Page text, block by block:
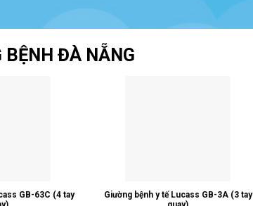
BỆNH ĐÀ NẴNG
GB-63C (4 tay
Giường bệnh y tế Lucass GB-3A (3 tay